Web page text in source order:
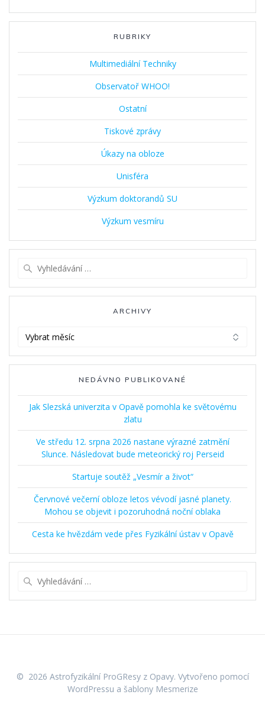
RUBRIKY
Multimediální Techniky
Observatoř WHOO!
Ostatní
Tiskové zprávy
Úkazy na obloze
Unisféra
Výzkum doktorandů SU
Výzkum vesmíru
ARCHIVY
NEDÁVNO PUBLIKOVANÉ
Jak Slezská univerzita v Opavě pomohla ke světovému
zlatu
Ve středu 12. srpna 2026 nastane výrazné zatmění
Slunce. Následovat bude meteorický roj Perseid
Startuje soutěž „Vesmír a život“
Červnové večerní obloze letos vévodí jasné planety.
Mohou se objevit i pozoruhodná noční oblaka
Cesta ke hvězdám vede přes Fyzikální ústav v Opavě
© 2026 Astrofyzikální ProGResy z Opavy. Vytvořeno pomocí
WordPressu a šablony Mesmerize